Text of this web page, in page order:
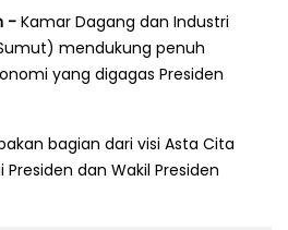
- Kamar Dagang dan Industri
mendukung penuh
yang digagas Presiden
bagian dari visi Asta Cita
dan Wakil Presiden